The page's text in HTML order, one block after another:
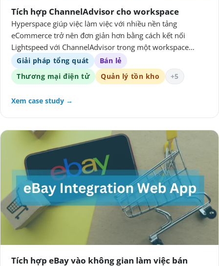
Tích hợp ChannelAdvisor cho workspace
Hyperspace giúp việc làm việc với nhiều nền tảng
eCommerce trở nên đơn giản hơn bằng cách kết nối
Lightspeed với ChannelAdvisor trong một workspace
thống nhất.
Giải pháp tổng quát
Bán lẻ
Thương mại điện tử
Quản lý tồn kho +5
Xem case study →
Tích hợp eBay vào không gian làm việc bán